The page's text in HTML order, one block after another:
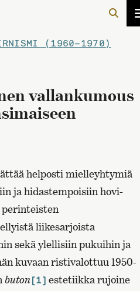
(1960–1970)
vallankumous
helposti mielleyhtymiä
ja hidastempoisiin hovi-
perinteisten
liikesarjoista
sekä ylellisiin pukuihin ja
kuvaan ristivalottuu 1950-
buton[1] estetiikka rujoine